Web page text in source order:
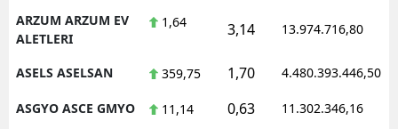
ARZUM ARZUM EV
ALETLERI
1,64 3,14 13.974.716,80
ASELS ASELSAN 359,75 1,70 4.480.393.446,50
ASGYO ASCE GMYO 11,14 0,63 11.302.346,16